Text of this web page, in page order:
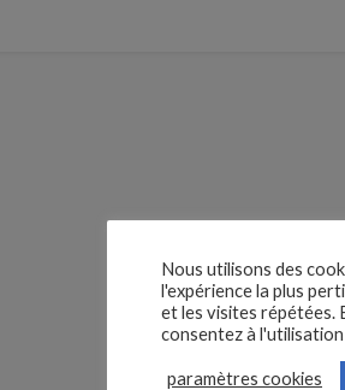
Nous utilisons des
l'expérience la plus
et les visites répétées.
consentez à
paramètres cookies